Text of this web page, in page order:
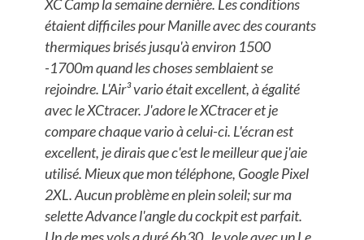
XC Camp la semaine dernière. Les conditions
étaient difficiles pour Manille avec des courants
thermiques brisés jusqu'à environ 1500
-1700m quand les choses semblaient se
rejoindre. L'Air³ vario était excellent, à égalité
avec le XCtracer. J'adore le XCtracer et je
compare chaque vario à celui-ci. L'écran est
excellent, je dirais que c'est le meilleur que j'aie
utilisé. Mieux que mon téléphone, Google Pixel
2XL. Aucun problème en plein soleil; sur ma
selette Advance l'angle du cockpit est parfait.